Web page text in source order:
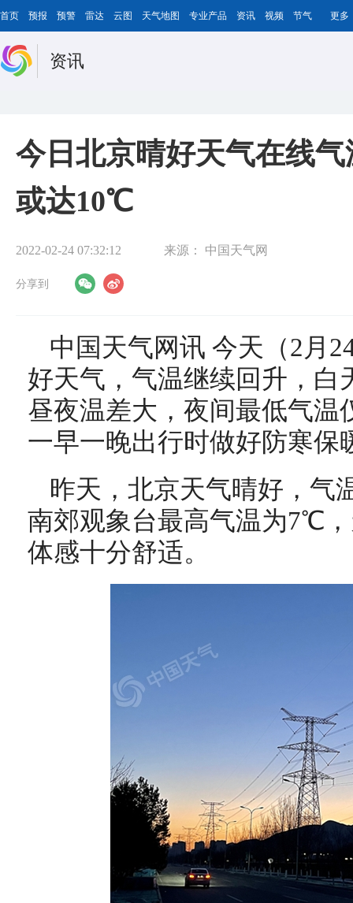
首页 预报 预警 雷达 云图 天气地图 专业产品 资讯 视频 节气 更多
资讯
今日北京晴好天气在线
或达10℃
2022-02-24 07:32:12 来源： 中国天气网
分享到
中国天气网讯 今天（2月
好天气，气温继续回升，
昼夜温差大，夜间最低气
一早一晚出行时做好防寒保
昨天，北京天气晴好，气
南郊观象台最高气温为7℃
体感十分舒适。